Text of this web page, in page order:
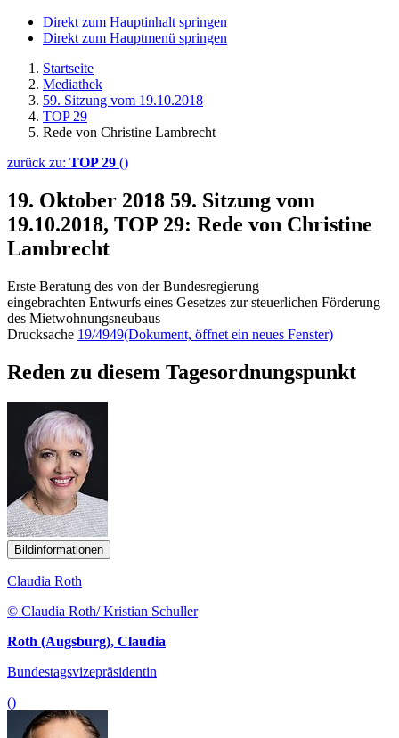
Direkt zum Hauptinhalt springen
Direkt zum Hauptmenü springen
Startseite
Mediathek
59. Sitzung vom 19.10.2018
TOP 29
Rede von Christine Lambrecht
zurück zu: TOP 29 ()
19. Oktober 2018 59. Sitzung vom
19.10.2018, TOP 29: Rede von Christine
Lambrecht
Erste Beratung des von der Bundesregierung
eingebrachten Entwurfs eines Gesetzes zur steuerlichen Förderung
des Mietwohnungsneubaus
Drucksache 19/4949(Dokument, öffnet ein neues Fenster)
Reden zu diesem Tagesordnungspunkt
Bildinformationen
Claudia Roth
© Claudia Roth/ Kristian Schuller
Roth (Augsburg), Claudia
Bundestagsvizepräsidentin
()